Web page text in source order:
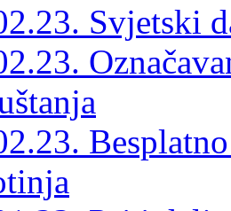
Svjetski